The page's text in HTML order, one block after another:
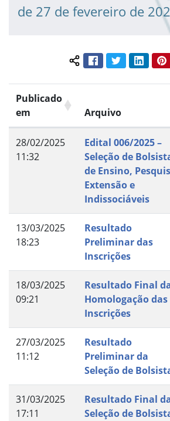
de 27 de fevereiro de
Compartilhar
FacebookTwitterLinkedIn
Publicado
em
Arquivo
28/02/2025
11:32
Edital 006/2025 –
Seleção de
de Ensino,
Extensão e
Indissociáveis
13/03/2025
18:23
Resultado
Preliminar das
Inscrições
18/03/2025
09:21
Resultado Final
Homologação das
Inscrições
27/03/2025
11:12
Resultado
Preliminar da
Seleção de
31/03/2025
17:11
Resultado Final
Seleção de